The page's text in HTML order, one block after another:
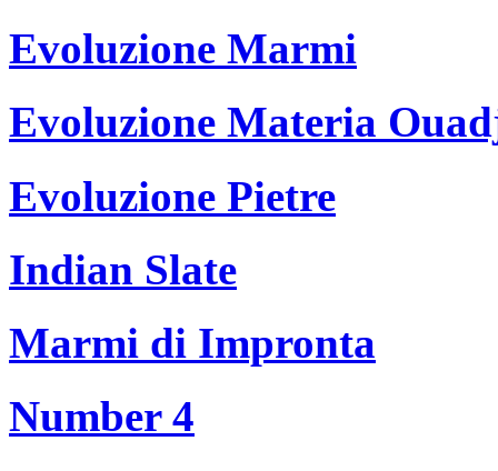
Evoluzione Marmi
Evoluzione Materia
Evoluzione Pietre
Indian Slate
Marmi di Impronta
Number 4